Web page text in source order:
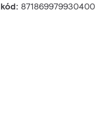
871869979930400